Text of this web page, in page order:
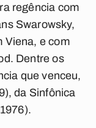
regência com
Swarowsky,
Viena, e com
Dentre os
que venceu,
da Sinfônica